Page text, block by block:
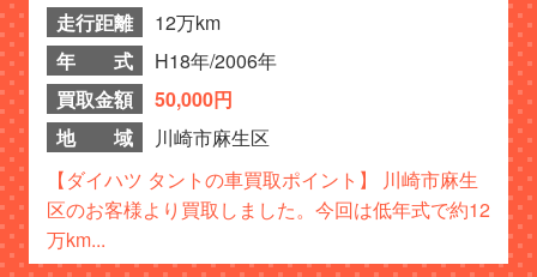
走行距離
12万km
年 式
H18年/2006年
買取金額
50,000円
地 域
川崎市麻生区
【ダイハツ タントの車買取ポイント】 川崎市麻生
区のお客様より買取しました。今回は低年式で約12
万km...